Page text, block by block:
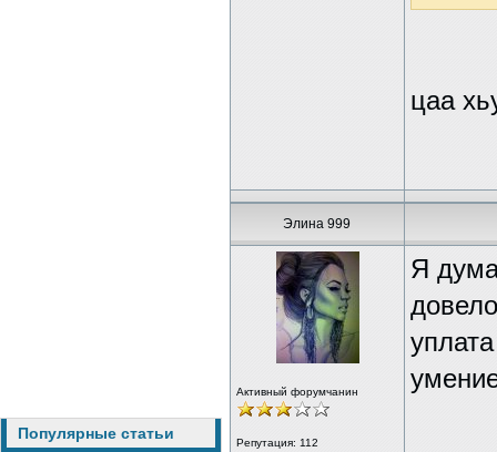
Популярные статьи
цаа
Элина 999
Активный форумчанин
Репутация: 112
Я